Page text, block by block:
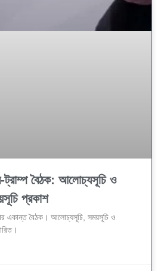
বৈঠক: আলোচ্যসূচি ও
প্রকাশ
একান্ত বৈঠক। আলোচ্যসূচি, সময়সূচি ও